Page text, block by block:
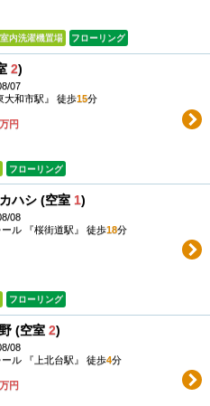
室内洗濯機置場 フローリング
2)
07
大和市駅』 徒歩15分
円
フローリング
ハシ (空室 1)
08
ル 『桜街道駅』 徒歩18分
フローリング
(空室 2)
08
ル 『上北台駅』 徒歩4分
円